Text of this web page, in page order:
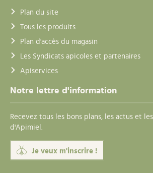
Plan du site
Tous les produits
Plan d'accès du magasin
Les Syndicats apicoles et partenaires
Apiservices
Notre lettre d'information
Recevez tous les bons plans, les actus et
d'Apimiel.
Je veux m'inscrire !